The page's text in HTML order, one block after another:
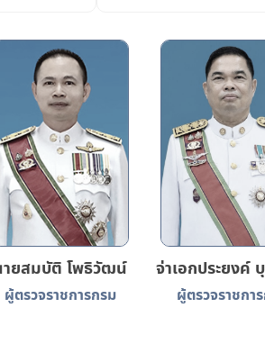
ยสมบัติ โพธิวัฒน์
ผู้ตรวจราชการกรม
จ่าเอกประยงค์
ผู้ตรวจราชกา